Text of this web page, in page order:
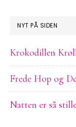
NYT PÅ SIDEN
Krokodillen
Frede Hop og
Natten er så